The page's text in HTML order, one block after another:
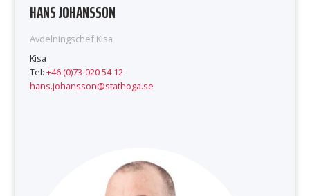
HANS JOHANSSON
Avdelningschef Kisa
Kisa
Tel: +46 (0)73-020 54 12
hans.johansson@stathoga.se